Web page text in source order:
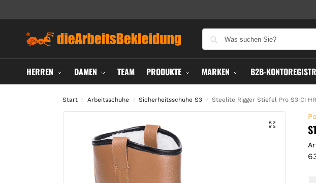
HERREN DAMEN TEAM PRODUKTE MARKEN B2B-
Start / Arbeitsschuhe / Sicherheitsschuhe S3 / Steelite Rigger Stiefel Pro S3 CI